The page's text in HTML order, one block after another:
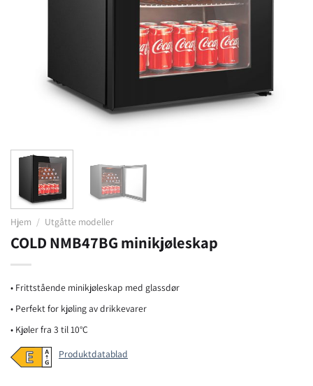
Hjem / Utgåtte modeller
COLD NMB47BG minikjøleskap
• Frittstående minikjøleskap med glassdør
• Perfekt for kjøling av drikkevarer
• Kjøler fra 3 til 10°C
Produktdatablad